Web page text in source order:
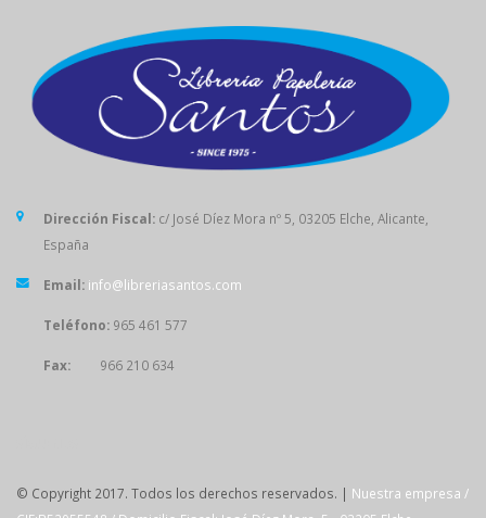
Dirección Fiscal: c/ José Díez Mora nº 5, 03205 Elche, Alicante,
España
Email: info@libreriasantos.com
Teléfono: 965 461 577
Fax: 966 210 634
© Copyright 2017. Todos los derechos reservados. | Nuestra empresa /